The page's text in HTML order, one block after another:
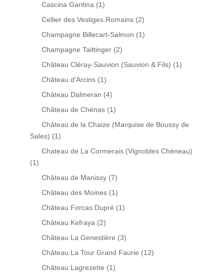
Cascina Garitina (1)
Cellier des Vestiges Romains (2)
Champagne Billecart-Salmon (1)
Champagne Taittinger (2)
Château Cléray-Sauvion (Sauvion & Fils) (1)
Château d'Arcins (1)
Château Dalmeran (4)
Château de Chénas (1)
Château de la Chaize (Marquise de Boussy de
Sales) (1)
Chateau de La Cormerais (Vignobles Chéneau)
(1)
Château de Manissy (7)
Château des Moines (1)
Château Forcas Dupré (1)
Château Kefraya (2)
Château La Genestière (3)
Château La Tour Grand Faurie (12)
Château Lagrezette (1)